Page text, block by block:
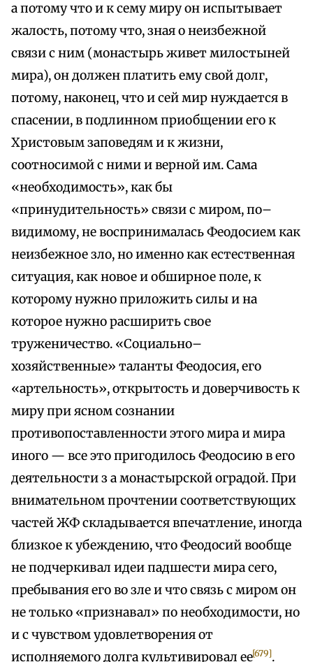
а потому что и к сему миру он испытывает
жалость, потому что, зная о неизбежной
связи с ним (монастырь живет милостыней
мира), он должен платить ему свой долг,
потому, наконец, что и сей мир нуждается в
спасении, в подлинном приобщении его к
Христовым заповедям и к жизни,
соотносимой с ними и верной им. Сама
«необходимость», как бы
«принудительность» связи с миром, по–
видимому, не воспринималась Феодосием как
неизбежное зло, но именно как естественная
ситуация, как новое и обширное поле, к
которому нужно приложить силы и на
которое нужно расширить свое
труженичество. «Социально–
хозяйственные» таланты Феодосия, его
«артельность», открытость и доверчивость к
миру при ясном сознании
противопоставленности этого мира и мира
иного — все это пригодилось Феодосию в его
деятельности з а монастырской оградой. При
внимательном прочтении соответствующих
частей ЖФ складывается впечатление, иногда
близкое к убеждению, что Феодосий вообще
не подчеркивал идеи падшести мира сего,
пребывания его во зле и что связь с миром он
не только «признавал» по необходимости, но
и с чувством удовлетворения от
исполняемого долга культивировал ее[679].